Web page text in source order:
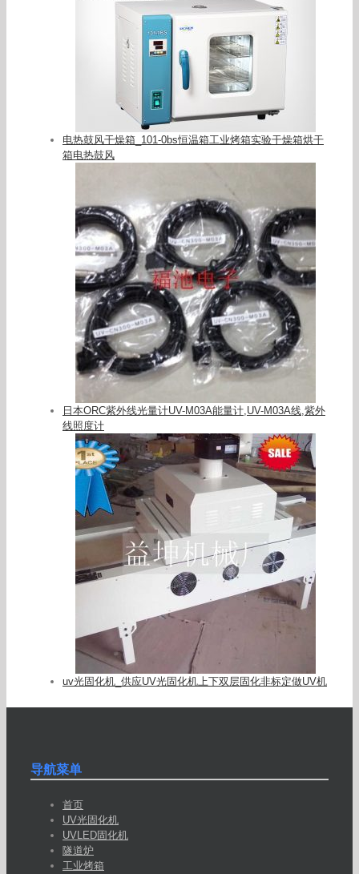
电热鼓风干燥箱_101-0bs恒温箱工业烤箱实验干燥箱烘干
箱电热鼓风
日本ORC紫外线光量计UV-M03A能量计,UV-M03A线,紫外
线照度计
uv光固化机_供应UV光固化机上下双层固化非标定做UV机
导航菜单
首页
UV光固化机
UVLED固化机
隧道炉
工业烤箱